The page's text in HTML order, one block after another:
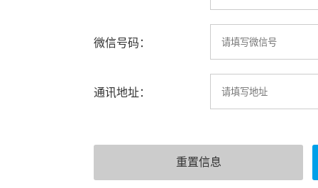
微信号码：
通讯地址：